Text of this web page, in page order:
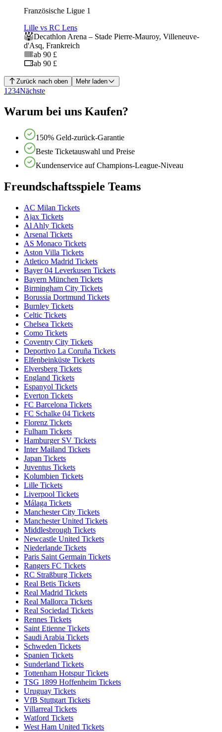
Französische Ligue 1
Lille vs RC Lens
Decathlon Arena – Stade Pierre‑Mauroy, Villeneuve-
d'Asq, Frankreich
ab 90 £
ab 90 £
Zurück nach oben Mehr laden
1 234Nächste
Warum bei uns Kaufen?
150% Geld-zurück-Garantie
Beste Ticketauswahl und Preise
Kundenservice auf Champions-League-Niveau
Freundschaftsspiele Teams
AC Milan Tickets
Ajax Tickets
Al Ahly Tickets
Arsenal Tickets
AS Monaco Tickets
Aston Villa Tickets
Atletico Madrid Tickets
Bayer 04 Leverkusen Tickets
Bayern München Tickets
Birmingham City Tickets
Borussia Dortmund Tickets
Burnley Tickets
Celtic Tickets
Chelsea Tickets
Como Tickets
Coventry City Tickets
Deportivo La Coruña Tickets
Elfenbeinküste Tickets
Elversberg Tickets
England Tickets
Espanyol Tickets
Everton Tickets
FC Barcelona Tickets
FC Schalke 04 Tickets
Florenz Tickets
Fulham Tickets
Hamburger SV Tickets
Inter Mailand Tickets
Japan Tickets
Juventus Tickets
Kolumbien Tickets
Lille Tickets
Liverpool Tickets
Málaga Tickets
Manchester City Tickets
Manchester United Tickets
Middlesbrough Tickets
Newcastle United Tickets
Niederlande Tickets
Paris Saint Germain Tickets
Rangers FC Tickets
RC Straßburg Tickets
Real Betis Tickets
Real Madrid Tickets
Real Mallorca Tickets
Real Sociedad Tickets
Rennes Tickets
Saint Etienne Tickets
Saudi Arabia Tickets
Schweden Tickets
Spanien Tickets
Sunderland Tickets
Tottenham Hotspur Tickets
TSG 1899 Hoffenheim Tickets
Uruguay Tickets
VfB Stuttgart Tickets
Villarreal Tickets
Watford Tickets
West Ham United Tickets